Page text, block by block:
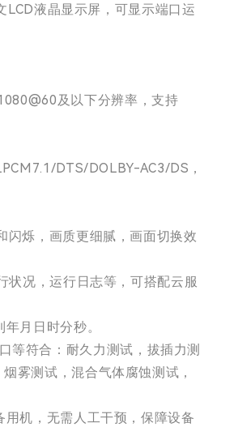
液晶显示屏，可显示端口运
及以下分辨率，支持
DTS/DOLBY-AC3/DS，
烁，画质更细腻，画面切换效
状况，运行日志等，可搭配云服
月日时分秒。
等符合：耐久力测试，拔插力测
雾测试，混合气体腐蚀测试，
机，无需人工干预，保障设备